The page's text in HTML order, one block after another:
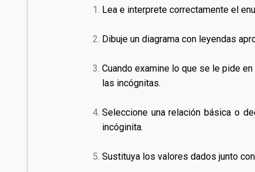
Lea e interprete correctamente el
Dibuje un diagrama con leyendas
Cuando examine lo que se le pide
las incógnitas.
Seleccione una relación básica o
incóginita.
Sustituya los valores dados junto